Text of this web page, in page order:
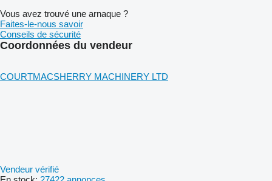
Vous avez trouvé une arnaque ?
Faites-le-nous savoir
Conseils de sécurité
Coordonnées du vendeur
COURTMACSHERRY MACHINERY LTD
Vendeur vérifié